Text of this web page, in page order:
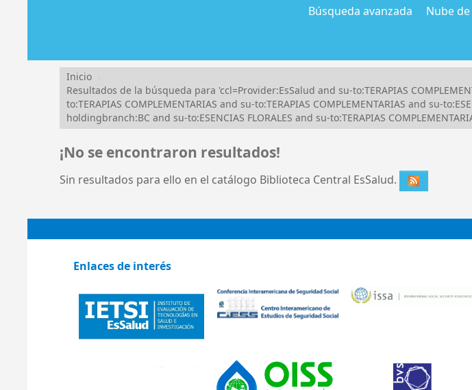
Búsqueda avanzada Nube
Inicio
Resultados de la búsqueda para 'ccl=Provider:EsSalud and su-to:TERAPIAS
to:TERAPIAS COMPLEMENTARIAS and su-to:TERAPIAS COMPLEMENTARIAS and su-
holdingbranch:BC and su-to:ESENCIAS FLORALES and su-to:TERAPIAS
¡No se encontraron resultados!
Sin resultados para ello en el catálogo Biblioteca Central EsSalud.
Enlaces de interés